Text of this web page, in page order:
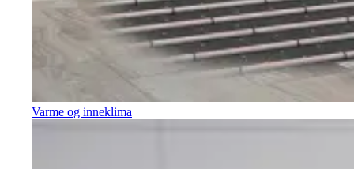
Varme og inneklima